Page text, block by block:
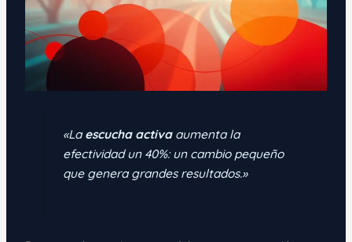
«La escucha activaaumenta la
efectividad un 40%: un cambio pequeño
que genera grandes resultados.»